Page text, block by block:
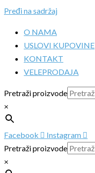
Pređi na sadržaj
O NAMA
USLOVI KUPOVINE
KONTAKT
VELEPRODAJA
Pretraži proizvode
×
Facebook
Instagram
Pretraži proizvode
×